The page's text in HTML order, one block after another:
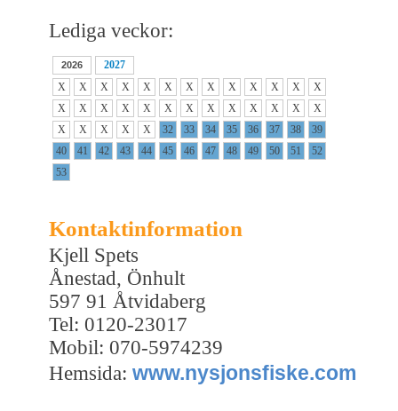
Lediga veckor:
2026
2027
X
X X X X X X X X X X X
X
X
X X X X X X X X X X X
X
X
X X X X 32 33 34 35 36 37 38
39
40
41 42 43 44 45 46 47 48 49 50 51
52
53
Kontaktinformation
Kjell Spets
Ånestad, Önhult
597 91 Åtvidaberg
Tel: 0120-23017
Mobil: 070-5974239
Hemsida: www.nysjonsfiske.com